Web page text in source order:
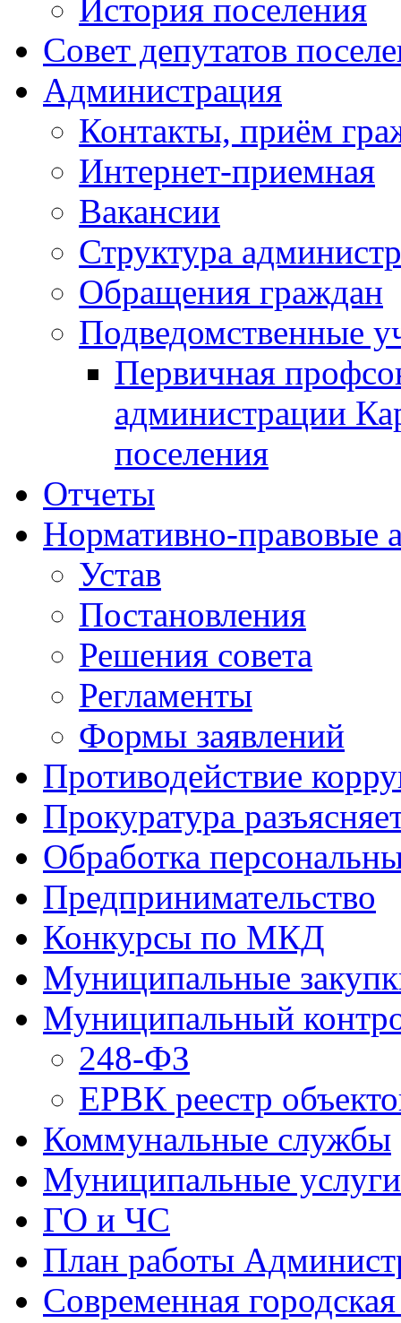
История поселения
Совет депутатов
Администрация
Контакты, приём
Интернет-приемная
Вакансии
Структура
Обращения граждан
Подведомственные
Первичная
администрации
поселения
Отчеты
Нормативно-правовые
Устав
Постановления
Решения совета
Регламенты
Формы заявлений
Противодействие
Прокуратура
Обработка
Предпринимательство
Конкурсы по МКД
Муниципальные
Муниципальный
248-ФЗ
ЕРВК реестр
Коммунальные службы
Муниципальные услуги
ГО и ЧС
План работы
Современная городская